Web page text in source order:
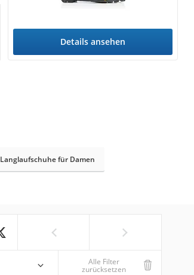
Details ansehen
Langlaufschuhe für Damen
Alle Filter
zurücksetzen